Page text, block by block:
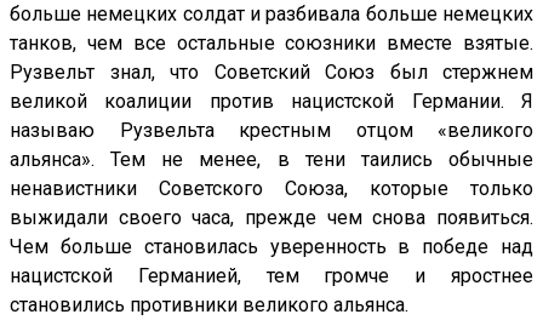
больше немецких солдат и разбивала больше немецких
танков, чем все остальные союзники вместе взятые.
Рузвельт знал, что Советский Союз был стержнем
великой коалиции против нацистской Германии. Я
называю Рузвельта крестным отцом «великого
альянса». Тем не менее, в тени таились обычные
ненавистники Советского Союза, которые только
выжидали своего часа, прежде чем снова появиться.
Чем больше становилась уверенность в победе над
нацистской Германией, тем громче и яростнее
становились противники великого альянса.